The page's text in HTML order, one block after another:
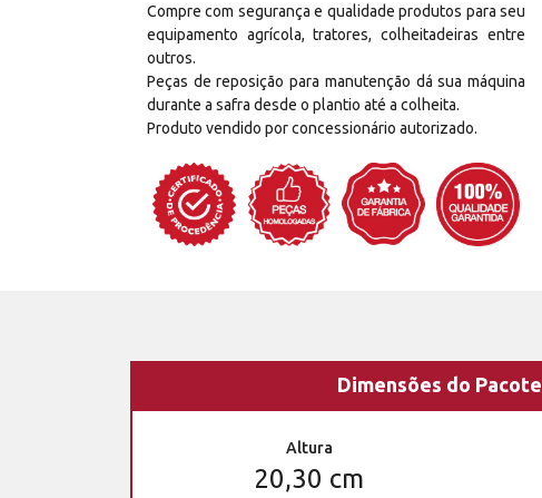
Compre com segurança e qualidade produtos para seu
equipamento agrícola, tratores, colheitadeiras entre
outros.
Peças de reposição para manutenção dá sua máquina
durante a safra desde o plantio até a colheita.
Produto vendido por concessionário autorizado.
Dimensões do Pacote
Altura
20,30 cm